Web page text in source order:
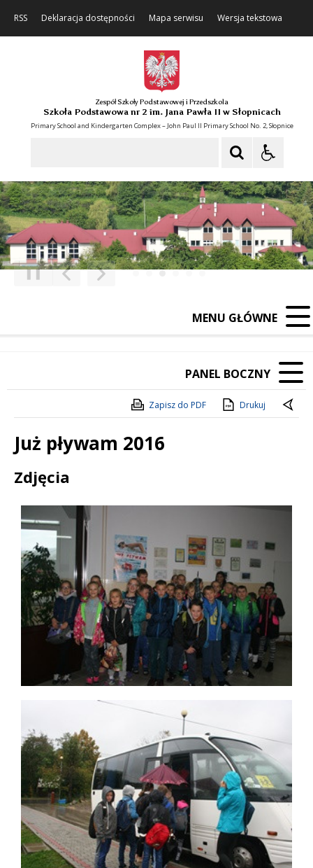
RSS Deklaracja dostępności Mapa serwisu Wersja tekstowa
Zespół Szkoły Podstawowej i Przedszkola
Szkoła Podstawowa nr 2 im. Jana Pawła II w Słopnicach
Primary School and Kindergarten Complex – John Paul II Primary School No. 2, Słopnice
Poprzedni Element
Następny Element
❚❚
MENU GŁÓWNE
PANEL BOCZNY
Zapisz do PDF Drukuj
Już pływam 2016
Treść
Zdjęcia